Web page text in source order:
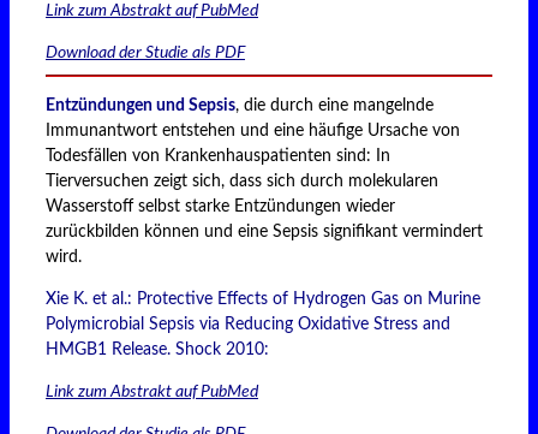
Link zum Abstrakt auf PubMed
Download der Studie als PDF
Entzündungen und Sepsis, die durch eine mangelnde
Immunantwort entstehen und eine häufige Ursache von
Todesfällen von Krankenhauspatienten sind: In
Tierversuchen zeigt sich, dass sich durch molekularen
Wasserstoff selbst starke Entzündungen wieder
zurückbilden können und eine Sepsis signifikant vermindert
wird.
Xie K. et al.: Protective Effects of Hydrogen Gas on Murine
Polymicrobial Sepsis via Reducing Oxidative Stress and
HMGB1 Release. Shock 2010:
Link zum Abstrakt auf PubMed